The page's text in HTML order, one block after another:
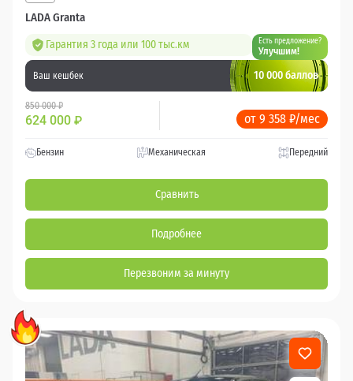
LADA Granta
Гарантия 3 года или 100 тыс.км Есть предложение?
Улучшим!
Ваш кешбек 10 000 баллов
850 000 ₽
624 000 ₽ от 9 358 ₽/мес
Бензин Механическая Передний
Сравнить
Подробнее
Перезвоним за минуту